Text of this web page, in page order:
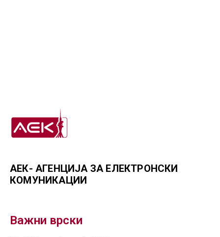
АЕК- АГЕНЦИЈА ЗА ЕЛЕКТРОНСКИ
КОМУНИКАЦИИ
Важни врски